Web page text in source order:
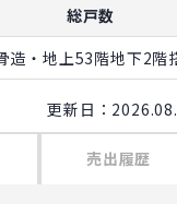
総戸数
造・地上53階地下2階
更新日：
売出履歴